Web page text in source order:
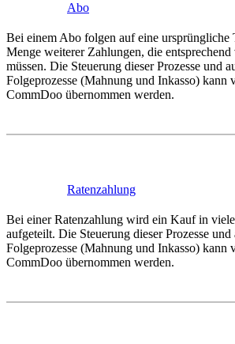
Abo
Bei einem Abo folgen auf eine ursprüngliche
Menge weiterer Zahlungen, die entsprechend
müssen. Die Steuerung dieser Prozesse und
Folgeprozesse (Mahnung und Inkasso) kann
CommDoo übernommen werden.
Ratenzahlung
Bei einer Ratenzahlung wird ein Kauf in
aufgeteilt. Die Steuerung dieser Prozesse
Folgeprozesse (Mahnung und Inkasso) kann
CommDoo übernommen werden.